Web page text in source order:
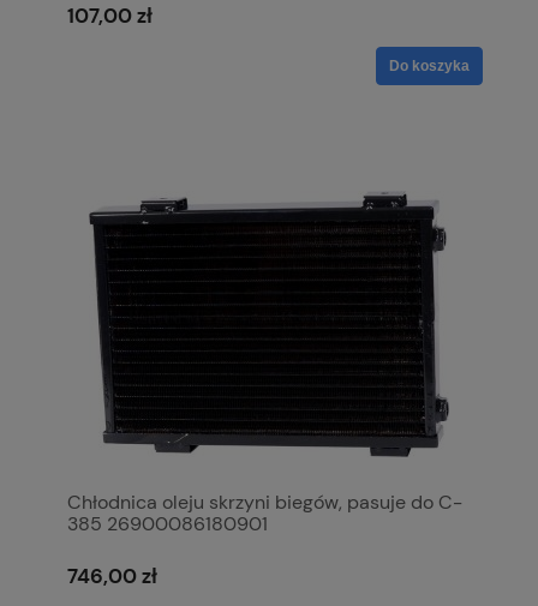
107,00 zł
Do koszyka
Chłodnica oleju skrzyni biegów, pasuje do C-
385 26900086180901
746,00 zł